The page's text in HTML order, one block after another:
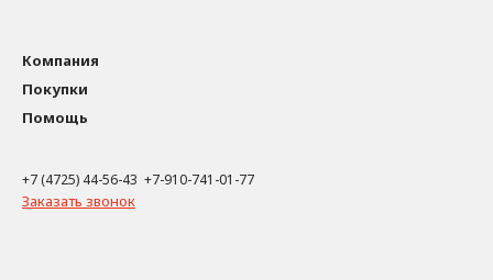
Компания
Покупки
Помощь
+7 (4725) 44-56-43 +7-910-741-01-77
Заказать звонок